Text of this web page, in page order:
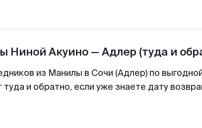
Ниной Акуино — Адлер (туда и
из Манилы в Сочи (Адлер) по
и обратно, если уже знаете дату